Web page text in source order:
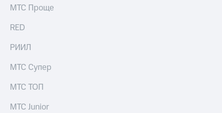
и
Настройки
автоплатежа
Пополнить
МТС Проще
RED
РИИЛ
МТС Супер
МТС ТОП
МТС Junior